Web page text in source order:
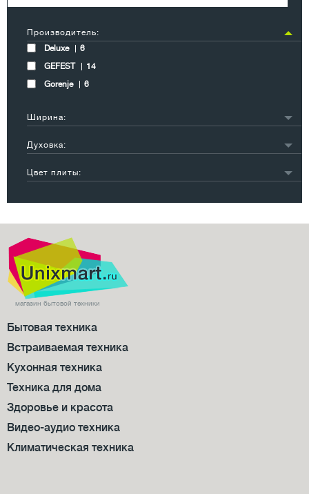
Производитель:
Deluxe
6
GEFEST
14
Gorenje
6
Ширина:
60 см
5
Духовка:
газоэлектрическая
1
Цвет плиты:
белый
18
магазин бытовой техники
Бытовая техника
Встраиваемая техника
Кухонная техника
Техника для дома
Здоровье и красота
Видео-аудио техника
Климатическая техника